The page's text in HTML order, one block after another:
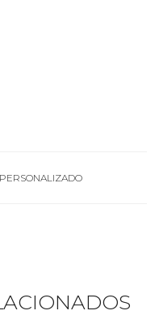
PERSONALIZADO